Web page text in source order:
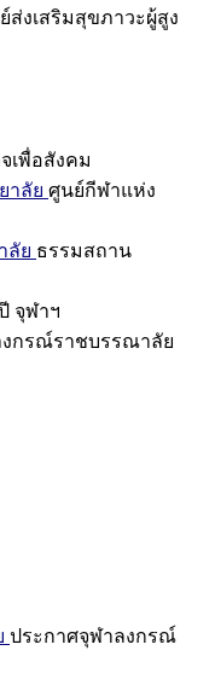
ส่งเสริมสุขภาวะผู้สูง
เพื่อสังคม
าลัย ศูนย์กีฬาแห่ง
ลัย ธรรมสถาน
จุฬาฯ
งกรณ์ราชบรรณาลัย
ประกาศจุฬาลงกรณ์